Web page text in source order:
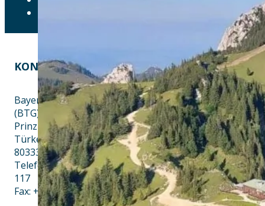
KONTAKT EINE INITIATIVE VON
Bayern Tourist Gmbh
(BTG)
Prinz-Ludwig-Palais
Türkenstraße 7
80333 München
Telefon: +49 89 28760-
117
Fax: +49 89 28760-121